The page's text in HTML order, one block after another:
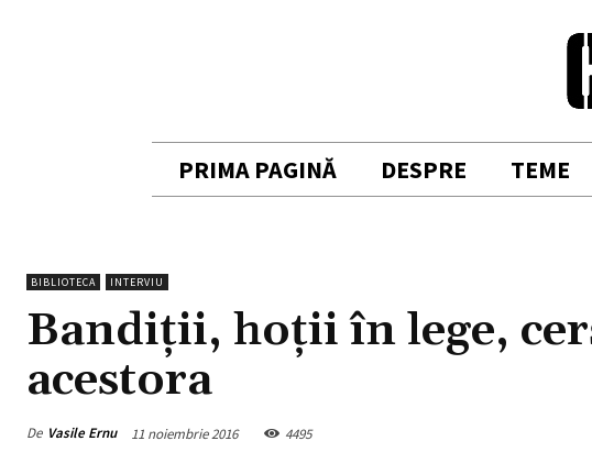
PRIMA PAGINĂ DESPRE TEME
BIBLIOTECA INTERVIU
Bandiţii, hoţii în lege,
acestora
De Vasile Ernu 11 noiembrie 2016 4495